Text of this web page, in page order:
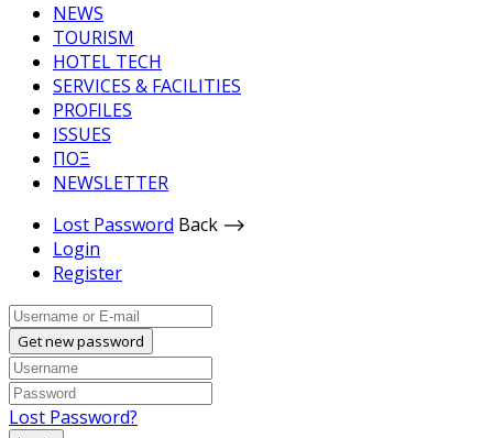
NEWS
TOURISM
HOTEL TECH
SERVICES & FACILITIES
PROFILES
ISSUES
ΠΟΞ
NEWSLETTER
Lost Password Back ⟶
Login
Register
Get new password
Lost Password?